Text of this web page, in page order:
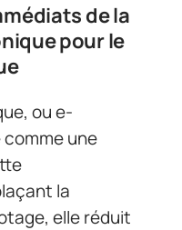
de la
pour le
ou e-
une
la
elle réduit